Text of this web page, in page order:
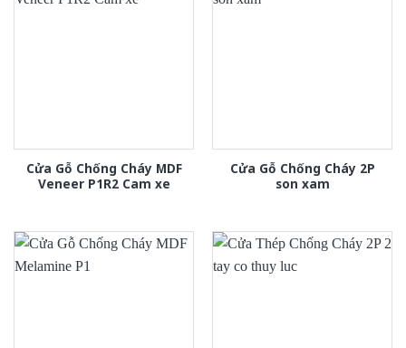
Cửa Gỗ Chống Cháy MDF
Veneer P1R2 Cam xe
Cửa Gỗ Chống Cháy 2P
son xam